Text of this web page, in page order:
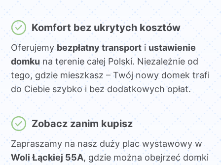
Komfort bez ukrytych kosztów
Oferujemybezpłatny transporti ustawienie
domkuna terenie całej Polski. Niezależnie od
tego, gdzie mieszkasz – Twój nowy domek trafi
do Ciebie szybko i bez dodatkowych opłat.
Zobacz zanim kupisz
Zapraszamy na nasz duży plac wystawowy w
Woli Łąckiej 55A, gdzie można obejrzeć domki